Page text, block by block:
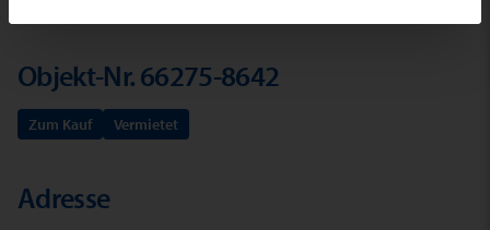
Objekt-Nr. 66275-8642
Zum Kauf Vermietet
Adresse